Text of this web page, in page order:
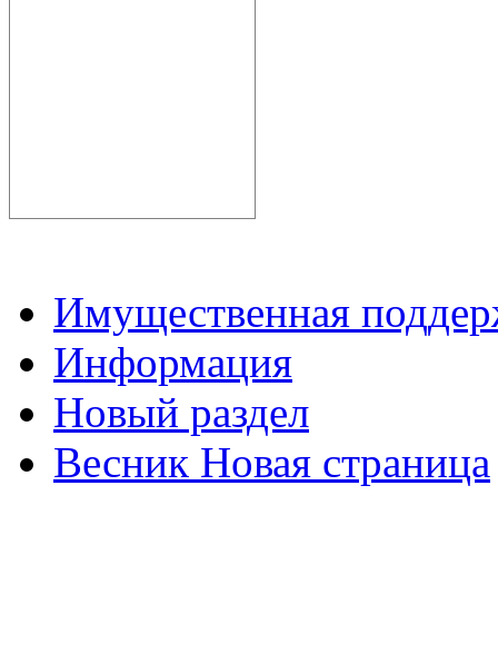
Имущественная
Информация
Новый раздел
Весник Новая страница